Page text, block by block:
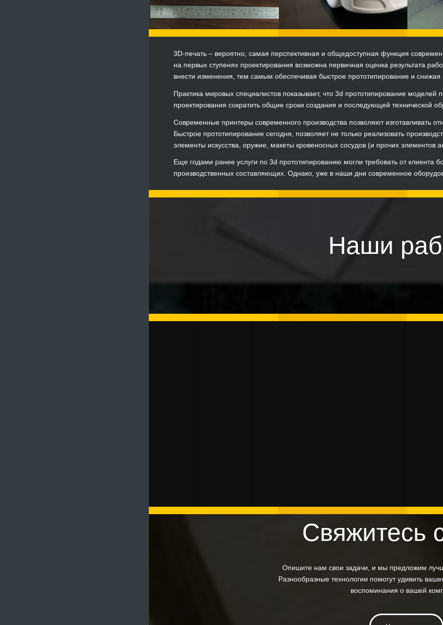
3D-печать – вероятно, самая перспективная и общедоступная функция
на первых ступенях проектирования возможна первичная оценка результата
внести изменения, тем самым обеспечивая быстрое прототипирование и
Практика мировых специалистов показывает, что 3d прототипирование
проектирования сократить общие сроки создания и последующей технической
Современные принтеры современного производства позволяют изготавливать
Быстрое прототипирование сегодня, позволяет не только реализовать
элементы искусства, оружие, макеты кровеносных сосудов (и прочих элементов
Еще годами ранее услуги по 3d прототипированию могли требовать от клиента
производственных составляющих. Однако, уже в наши дни современное
Наши
Свяжитесь
Опишите нам свои задачи, и мы предложим
Разнообразные технологии помогут удивить
воспоминания о вашей